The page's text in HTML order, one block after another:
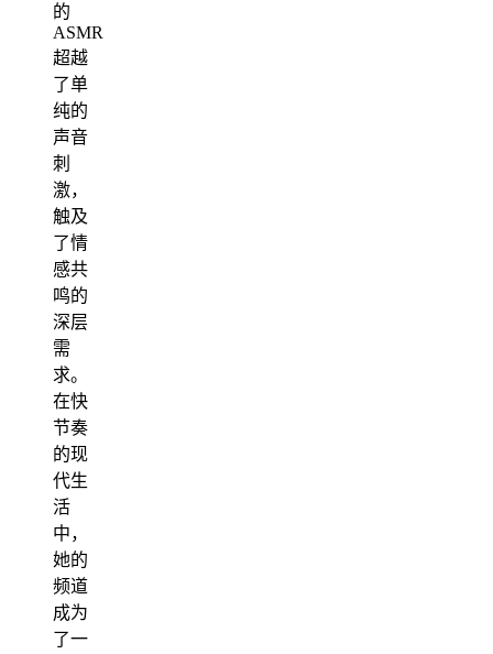
的
ASMR
超越
了单
纯的
声音
刺
激，
触及
了情
感共
鸣的
深层
需
求。
在快
节奏
的现
代生
活
中，
她的
频道
成为
了一